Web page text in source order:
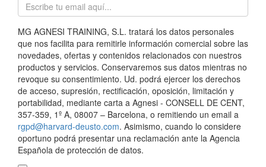
MG AGNESI TRAINING, S.L. tratará los datos personales
que nos facilita para remitirle información comercial sobre las
novedades, ofertas y contenidos relacionados con nuestros
productos y servicios. Conservaremos sus datos mientras no
revoque su consentimiento. Ud. podrá ejercer los derechos
de acceso, supresión, rectificación, oposición, limitación y
portabilidad, mediante carta a Agnesi - CONSELL DE CENT,
357-359, 1º A, 08007 – Barcelona, o remitiendo un email a
rgpd@harvard-deusto.com. Asimismo, cuando lo considere
oportuno podrá presentar una reclamación ante la Agencia
Española de protección de datos.